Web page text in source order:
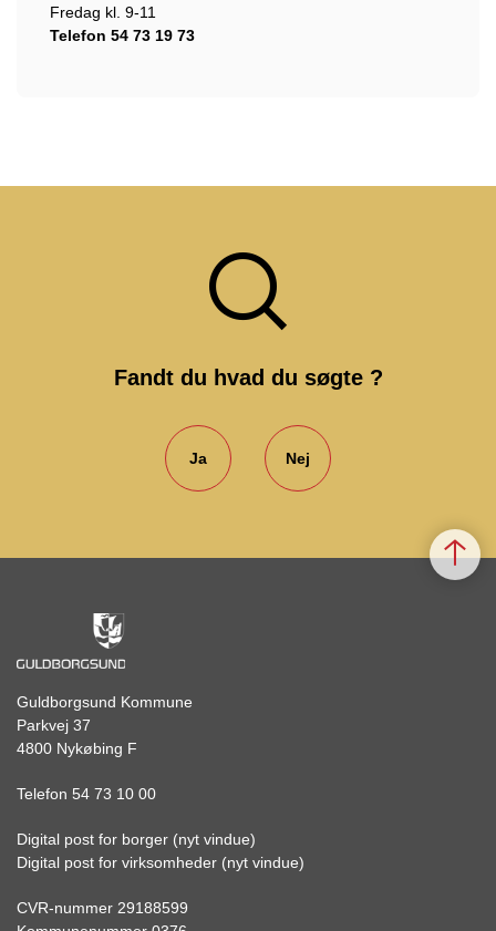
Fredag kl. 9-11
Telefon 54 73 19 73
Fandt du hvad du søgte ?
Ja Nej
Guldborgsund Kommune
Parkvej 37
4800 Nykøbing F
Telefon 54 73 10 00
Digital post for borger (nyt vindue)
Digital post for virksomheder (nyt vindue)
CVR-nummer 29188599